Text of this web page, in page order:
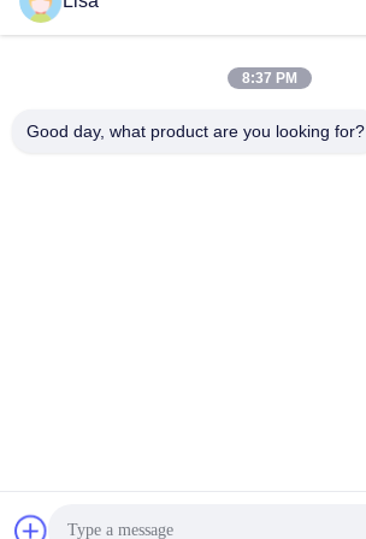
8:37 PM
Good day, what product are you looking for?